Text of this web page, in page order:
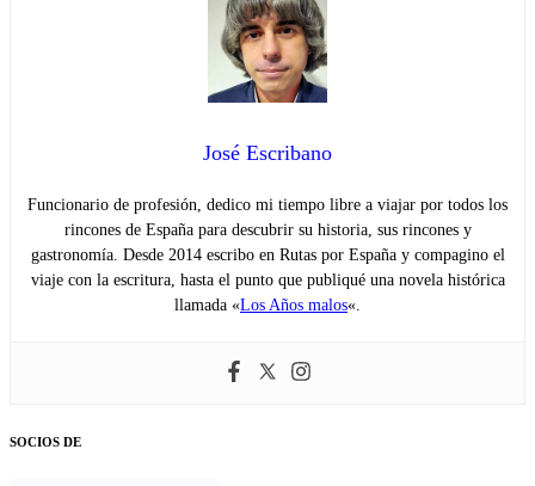
José Escribano
Funcionario de profesión, dedico mi tiempo libre a viajar por todos los
rincones de España para descubrir su historia, sus rincones y
gastronomía. Desde 2014 escribo en Rutas por España y compagino el
viaje con la escritura, hasta el punto que publiqué una novela histórica
llamada «Los Años malos«.
SOCIOS DE